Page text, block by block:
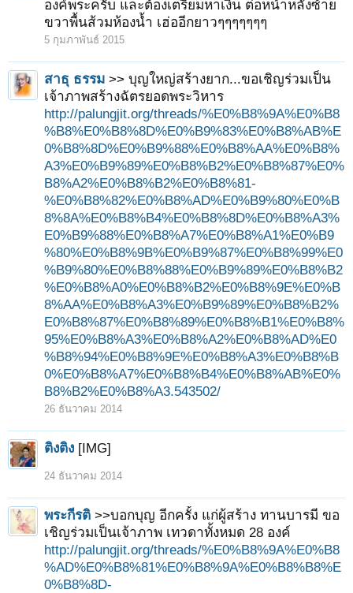
องค์พระครับ และต้องเตรียมหาเงิน ต่อหน้าหลังซ้าย
ขวาพื้นส้วมห้องน้ำ เฮ่ออีกยาวๆๆๆๆๆๆๆ
5 กุมภาพันธ์ 2015
สาธุ ธรรม >> บุญใหญ่สร้างยาก...ขอเชิญร่วมเป็น
เจ้าภาพสร้างฉัตรยอดพระวิหาร
http://palungjit.org/threads/%E0%B8%9A%E0%B8
%B8%E0%B8%8D%E0%B9%83%E0%B8%AB%E
0%B8%8D%E0%B9%88%E0%B8%AA%E0%B8%
A3%E0%B9%89%E0%B8%B2%E0%B8%87%E0%
B8%A2%E0%B8%B2%E0%B8%81-
%E0%B8%82%E0%B8%AD%E0%B9%80%E0%B
8%8A%E0%B8%B4%E0%B8%8D%E0%B8%A3%
E0%B9%88%E0%B8%A7%E0%B8%A1%E0%B9
%80%E0%B8%9B%E0%B9%87%E0%B8%99%E0
%B9%80%E0%B8%88%E0%B9%89%E0%B8%B2
%E0%B8%A0%E0%B8%B2%E0%B8%9E%E0%B
8%AA%E0%B8%A3%E0%B9%89%E0%B8%B2%
E0%B8%87%E0%B8%89%E0%B8%B1%E0%B8%
95%E0%B8%A3%E0%B8%A2%E0%B8%AD%E0
%B8%94%E0%B8%9E%E0%B8%A3%E0%B8%B
0%E0%B8%A7%E0%B8%B4%E0%B8%AB%E0%
B8%B2%E0%B8%A3.543502/
26 ธันวาคม 2014
ติงติง [IMG]
24 ธันวาคม 2014
พระกีรติ >>บอกบุญ อีกครั้ง แก่ผู้สร้าง ทานบารมี ขอ
เชิญร่วมเป็นเจ้าภาพ เทวดาทั้งหมด 28 องค์
http://palungjit.org/threads/%E0%B8%9A%E0%B8
%AD%E0%B8%81%E0%B8%9A%E0%B8%B8%E
0%B8%8D-